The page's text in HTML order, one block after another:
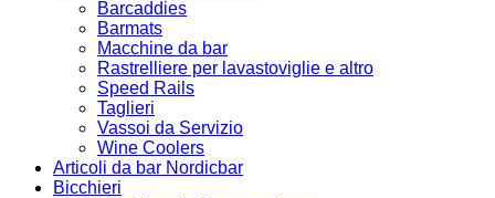
Barcaddies
Barmats
Macchine da bar
Rastrelliere per lavastoviglie e altro
Speed Rails
Taglieri
Vassoi da Servizio
Wine Coolers
Articoli da bar Nordicbar
Bicchieri